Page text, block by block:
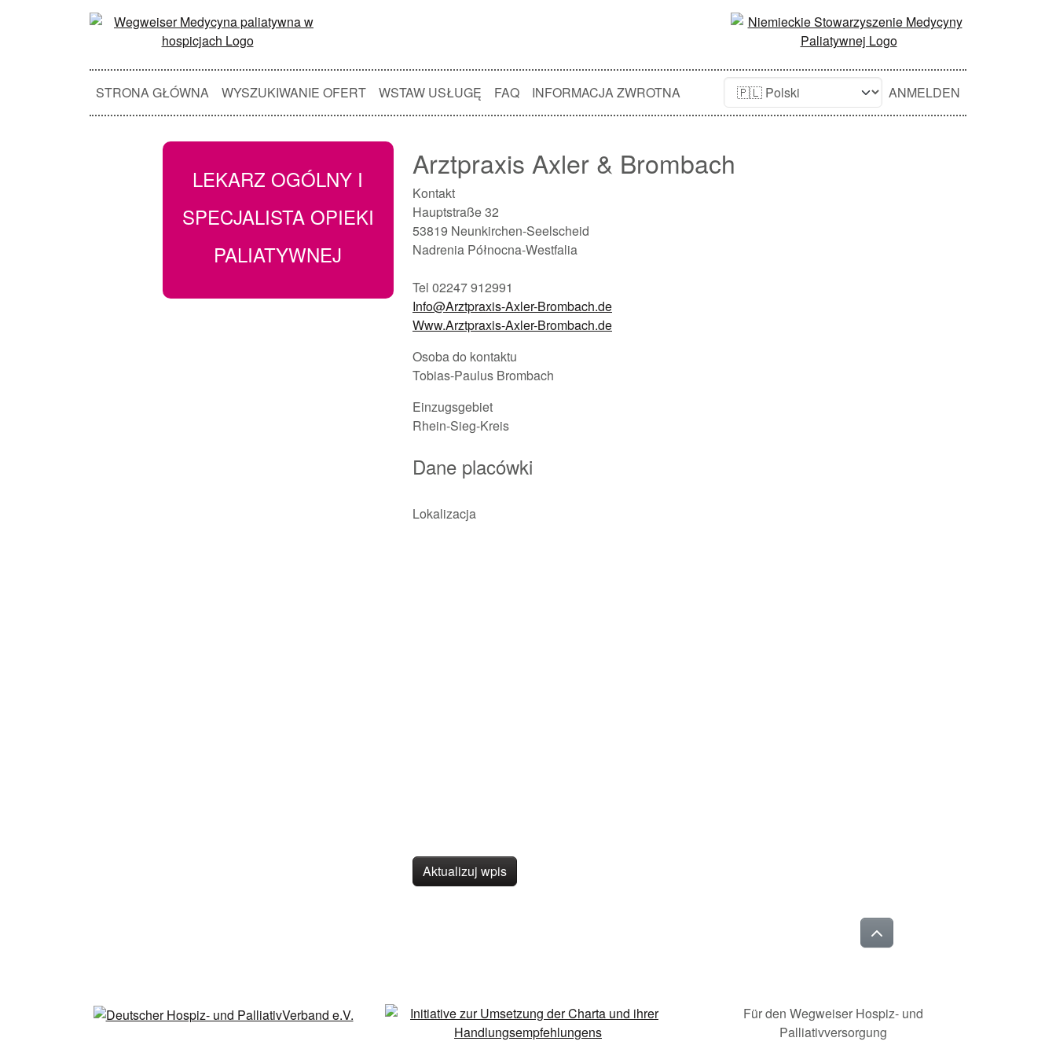
STRONA GŁÓWNA WYSZUKIWANIE OFERT WSTAW USŁUGĘ FAQ INFORMACJA ZWROTNA ANMELDEN
LEKARZ OGÓLNY I
SPECJALISTA OPIEKI
PALIATYWNEJ
Arztpraxis Axler & Brombach
Kontakt
Hauptstraße 32
53819 Neunkirchen-Seelscheid
Nadrenia Północna-Westfalia
Tel 02247 912991
Info@Arztpraxis-Axler-Brombach.de
Www.Arztpraxis-Axler-Brombach.de
Osoba do kontaktu
Tobias-Paulus Brombach
Einzugsgebiet
Rhein-Sieg-Kreis
Dane placówki
Lokalizacja
Aktualizuj wpis
Für den Wegweiser Hospiz- und
Palliativversorgung